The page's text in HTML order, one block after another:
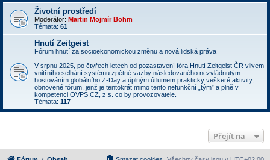
Životní prostředí
Moderátor: Martin Mojmír Böhm
Témata: 61
Hnutí Zeitgeist
Fórum hnutí za socioekonomickou změnu a nová lidská práva
V srpnu 2025, po čtyřech letech od pozastavení fóra Hnutí Zeitgeist ČR vlivem
vnitřního selhání systému zpětné vazby následovaného nezvládnutým
hostováním globálního Z-Day a úplným útlumem prakticky veškeré aktivity,
obnovené fórum, jenž je tentokrát mimo tento nefunkční „tým” a plně v
kompetenci OVPS.CZ, z.s. co by provozovatele.
Témata: 117
Přejít na